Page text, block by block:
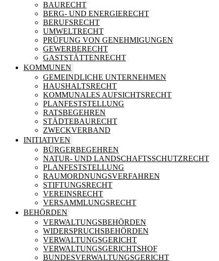
BAURECHT
BERG- UND ENERGIERECHT
BERUFSRECHT
UMWELTRECHT
PRÜFUNG VON GENEHMIGUNGEN
GEWERBERECHT
GASTSTÄTTENRECHT
KOMMUNEN
GEMEINDLICHE UNTERNEHMEN
HAUSHALTSRECHT
KOMMUNALES AUFSICHTSRECHT
PLANFESTSTELLUNG
RATSBEGEHREN
STÄDTEBAURECHT
ZWECKVERBAND
INITIATIVEN
BÜRGERBEGEHREN
NATUR- UND LANDSCHAFTSSCHUTZRECHT
PLANFESTSTELLUNG
RAUMORDNUNGSVERFAHREN
STIFTUNGSRECHT
VEREINSRECHT
VERSAMMLUNGSRECHT
BEHÖRDEN
VERWALTUNGSBEHÖRDEN
WIDERSPRUCHSBEHÖRDEN
VERWALTUNGSGERICHT
VERWALTUNGSGERICHTSHOF
BUNDESVERWALTUNGSGERICHT